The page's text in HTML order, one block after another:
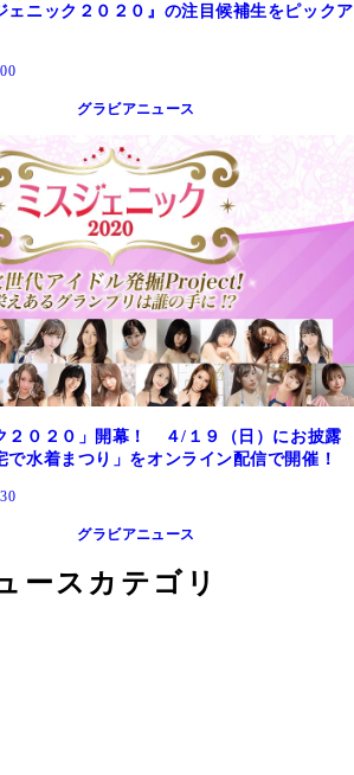
ェニック２０２０』の注目候補生をピックア
グラビアニュース
２０２０」開幕！ ４/１９（日）にお披露
で水着まつり」をオンライン配信で開催！
グラビアニュース
ースカテゴリ